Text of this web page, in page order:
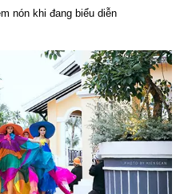
nón khi đang biểu diễn